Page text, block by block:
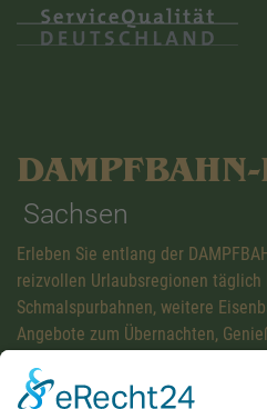
Sachsen
Erleben Sie entlang der
reizvollen Urlaubsregionen täglich
Schmalspurbahnen, weitere
Angebote zum Übernachten,